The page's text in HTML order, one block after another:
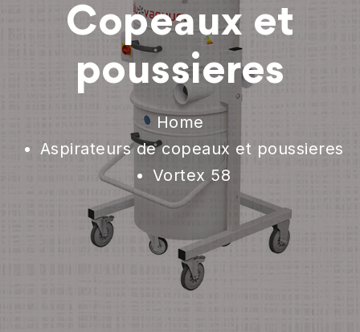
Copeaux et
poussieres
Home
Aspirateurs de copeaux et poussieres
Vortex 58